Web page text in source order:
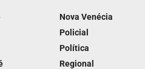
Nova Venécia
Policial
Política
Regional